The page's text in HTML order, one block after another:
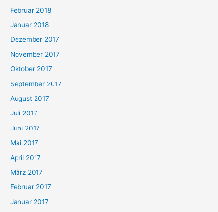
Februar 2018
Januar 2018
Dezember 2017
November 2017
Oktober 2017
September 2017
August 2017
Juli 2017
Juni 2017
Mai 2017
April 2017
März 2017
Februar 2017
Januar 2017